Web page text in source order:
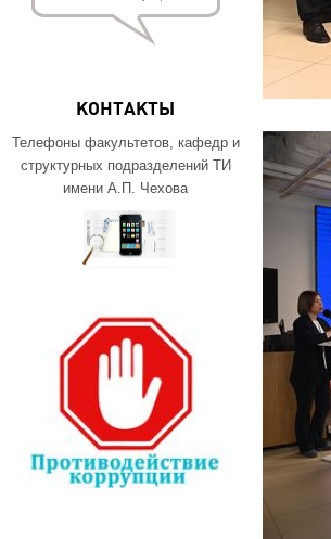
КОНТАКТЫ
Телефоны факультетов, кафедр и
структурных подразделений ТИ
имени А.П. Чехова